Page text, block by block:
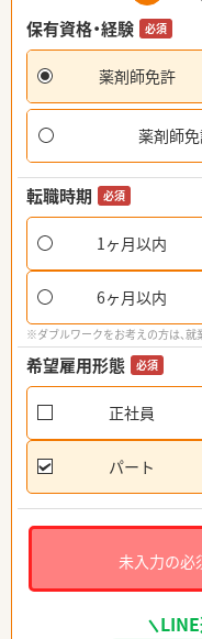
保有資格・経験
必須
薬剤師免許
薬剤師免
転職時期 必須
1ヶ月以内
6ヶ月以内
※ダブルワークをお考えの方は、
希望雇用形態 必須
正社員
パート
未入力の必